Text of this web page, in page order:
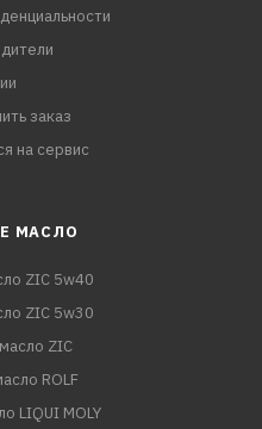
заказ
на сервис
МАСЛО
ZIC 5w40
ZIC 5w30
ZIC
ROLF
LIQUI MOLY